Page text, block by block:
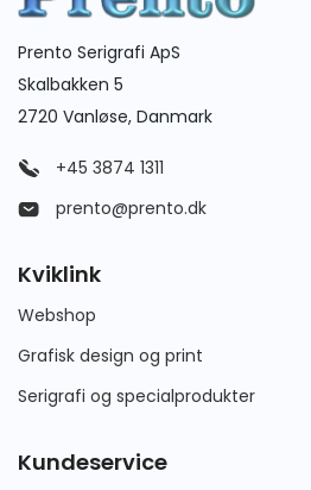
Prento Serigrafi ApS
Skalbakken 5
2720 Vanløse, Danmark
+45 3874 1311
prento@prento.dk
Kviklink
Webshop
Grafisk design og print
Serigrafi og specialprodukter
Kundeservice